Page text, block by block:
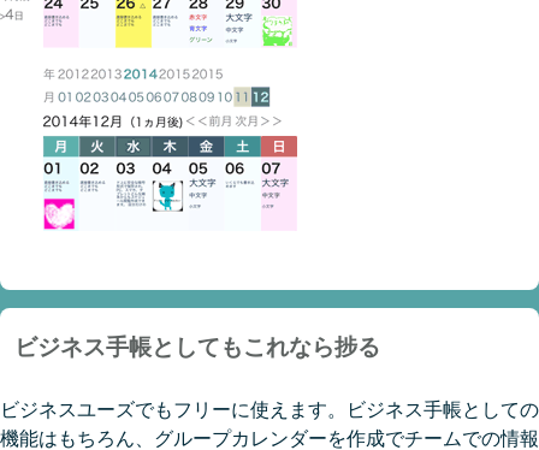
ビジネス手帳としてもこれなら捗る
ビジネスユーズでもフリーに使えます。ビジネス手帳としての
機能はもちろん、グループカレンダーを作成でチームでの情報